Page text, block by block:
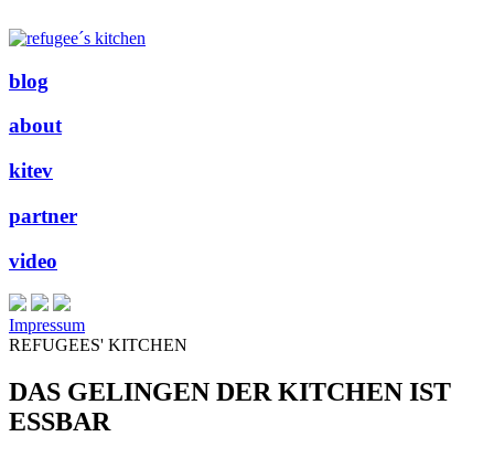
blog
about
kitev
partner
video
Impressum
REFUGEES' KITCHEN
DAS GELINGEN DER KITCHEN IST
ESSBAR